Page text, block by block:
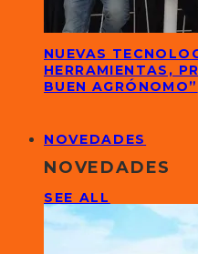
NUEVAS
HERRAMIENTAS,
BUEN AGRÓNOMO”
NOVEDADES
NOVEDADES
SEE ALL